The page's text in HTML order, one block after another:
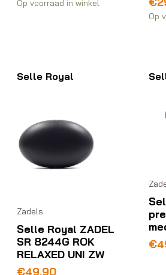
Op voorraad in winkel
Op
Selle Royal
Zadels
Selle Royal ZADEL
SR 8244G ROK
RELAXED UNI ZW
€49,90
€